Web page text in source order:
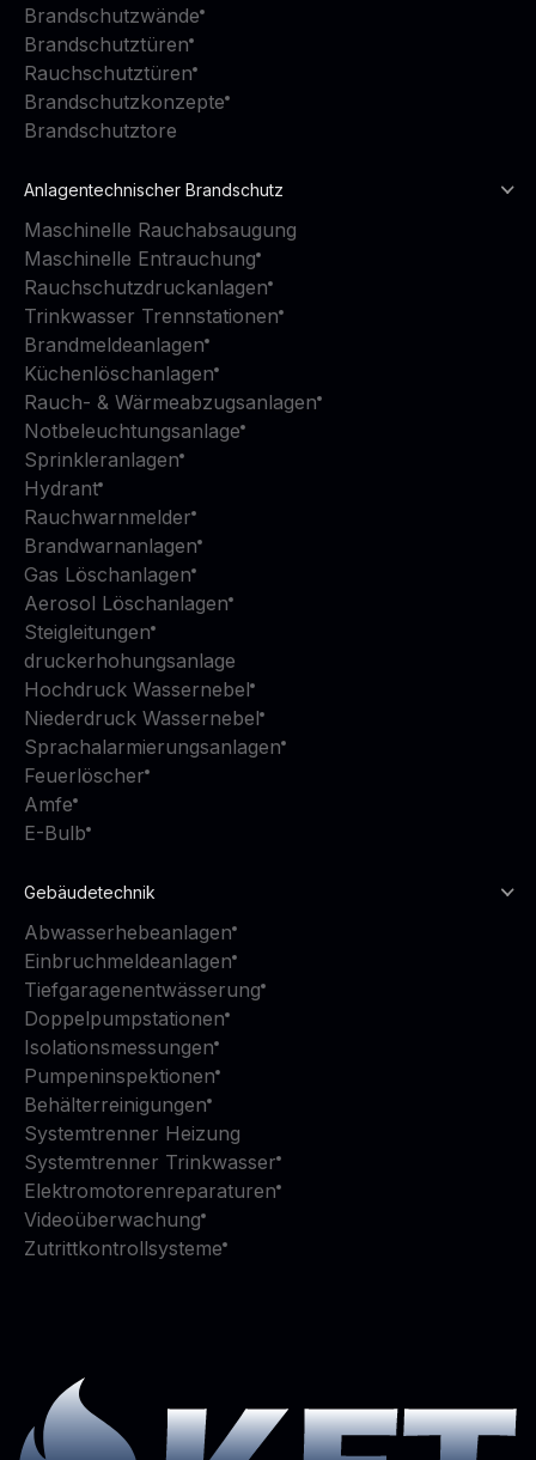
Brandschutzwände
Brandschutztüren
Rauchschutztüren
Brandschutzkonzepte
Brandschutztore
Anlagentechnischer Brandschutz
Maschinelle Rauchabsaugung
Maschinelle Entrauchung
Rauchschutzdruckanlagen
Trinkwasser Trennstationen
Brandmeldeanlagen
Küchenlöschanlagen
Rauch- & Wärmeabzugsanlagen
Notbeleuchtungsanlage
Sprinkleranlagen
Hydrant
Rauchwarnmelder
Brandwarnanlagen
Gas Löschanlagen
Aerosol Löschanlagen
Steigleitungen
druckerhohungsanlage
Hochdruck Wassernebel
Niederdruck Wassernebel
Sprachalarmierungsanlagen
Feuerlöscher
Amfe
E-Bulb
Gebäudetechnik
Abwasserhebeanlagen
Einbruchmeldeanlagen
Tiefgaragenentwässerung
Doppelpumpstationen
Isolationsmessungen
Pumpeninspektionen
Behälterreinigungen
Systemtrenner Heizung
Systemtrenner Trinkwasser
Elektromotorenreparaturen
Videoüberwachung
Zutrittkontrollsysteme